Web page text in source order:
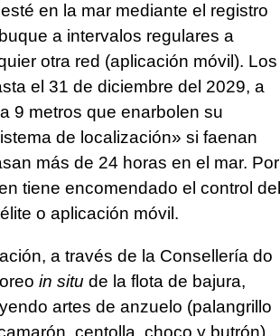
en la mar mediante el registro
a intervalos regulares a
otra red (aplicación móvil). Los
el 31 de diciembre del 2029, a
9 metros que enarbolen su
de localización» si faenan
más de 24 horas en el mar. Por
tiene encomendado el control del
o aplicación móvil.
a través de la Consellería do
in situ de la flota de bajura,
artes de anzuelo (palangrillo
centolla, choco y butrón) ,